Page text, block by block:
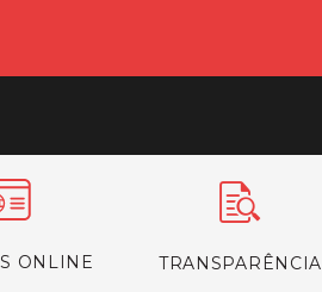
ONLINE TRANSPARÊNCIA